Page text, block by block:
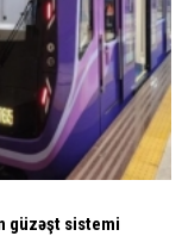
güzəşt sistemi